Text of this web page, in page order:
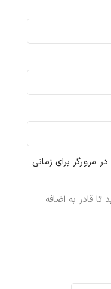
مرورگر برای زمانی
قادر به اضافه